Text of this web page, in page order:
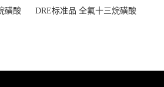
磺酸
DRE标准品 全氟十三烷磺酸